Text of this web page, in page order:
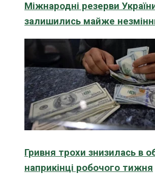
Міжнародні резерви
залишились майже
Гривня трохи знизилась в
наприкінці робочого тижня